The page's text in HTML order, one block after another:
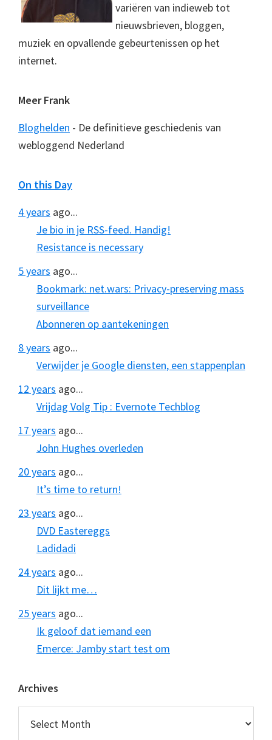
variëren van indieweb tot
nieuwsbrieven, bloggen,
muziek en opvallende gebeurtenissen op het
internet.
Meer Frank
Bloghelden - De definitieve geschiedenis van
webloggend Nederland
On this Day
4 years ago...
Je bio in je RSS-feed. Handig!
Resistance is necessary
5 years ago...
Bookmark: net.wars: Privacy-preserving mass
surveillance
Abonneren op aantekeningen
8 years ago...
Verwijder je Google diensten, een stappenplan
12 years ago...
Vrijdag Volg Tip : Evernote Techblog
17 years ago...
John Hughes overleden
20 years ago...
It’s time to return!
23 years ago...
DVD Eastereggs
Ladidadi
24 years ago...
Dit lijkt me…
25 years ago...
Ik geloof dat iemand een
Emerce: Jamby start test om
Archives